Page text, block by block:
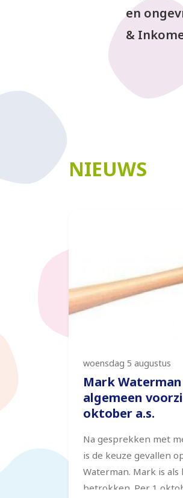
en
&
NIEUWS
woensdag 5 augustus
Mark
algemeen
oktober a.s.
Na gesprekken met
is de keuze gevallen
Waterman. Mark is als
betrokken. Per 1